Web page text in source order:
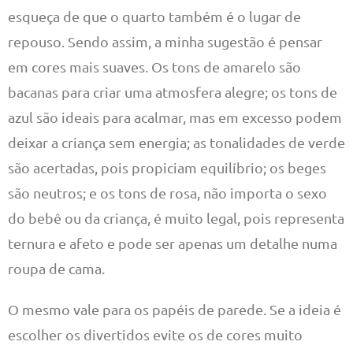
esqueça de que o quarto também é o lugar de
repouso. Sendo assim, a minha sugestão é pensar
em cores mais suaves. Os tons de amarelo são
bacanas para criar uma atmosfera alegre; os tons de
azul são ideais para acalmar, mas em excesso podem
deixar a criança sem energia; as tonalidades de verde
são acertadas, pois propiciam equilíbrio; os beges
são neutros; e os tons de rosa, não importa o sexo
do bebê ou da criança, é muito legal, pois representa
ternura e afeto e pode ser apenas um detalhe numa
roupa de cama.
O mesmo vale para os papéis de parede. Se a ideia é
escolher os divertidos evite os de cores muito